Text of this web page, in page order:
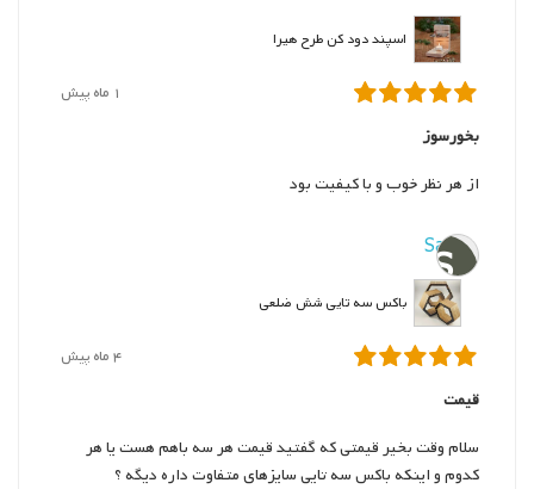
اسپند دود کن طرح هیرا
1 ماه پیش
بخورسوز
از هر نظر خوب و با کیفیت بود
S
Sara
باکس سه تایی شش ضلعی
4 ماه پیش
قیمت
سلام وقت بخیر قیمتی که گفتید قیمت هر سه باهم هست یا هر
کدوم و اینکه باکس سه تایی سایزهای متفاوت داره دیگه ؟